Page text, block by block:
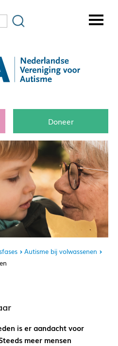
Doneer
Autisme bij volwassenen
is er aandacht voor
meer mensen